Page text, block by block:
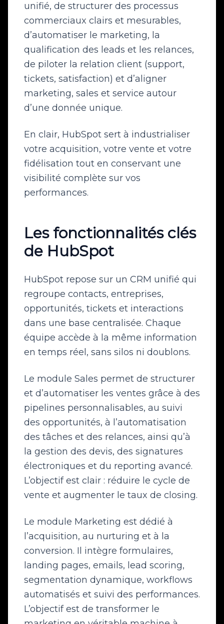
unifié, de structurer des processus
commerciaux clairs et mesurables,
d’automatiser le marketing, la
qualification des leads et les relances,
de piloter la relation client (support,
tickets, satisfaction) et d’aligner
marketing, sales et service autour
d’une donnée unique.
En clair, HubSpot sert à industrialiser
votre acquisition, votre vente et votre
fidélisation tout en conservant une
visibilité complète sur vos
performances.
Les fonctionnalités clés
de HubSpot
HubSpot repose sur un CRM unifié qui
regroupe contacts, entreprises,
opportunités, tickets et interactions
dans une base centralisée. Chaque
équipe accède à la même information
en temps réel, sans silos ni doublons.
Le module Sales permet de structurer
et d’automatiser les ventes grâce à des
pipelines personnalisables, au suivi
des opportunités, à l’automatisation
des tâches et des relances, ainsi qu’à
la gestion des devis, des signatures
électroniques et du reporting avancé.
L’objectif est clair : réduire le cycle de
vente et augmenter le taux de closing.
Le module Marketing est dédié à
l’acquisition, au nurturing et à la
conversion. Il intègre formulaires,
landing pages, emails, lead scoring,
segmentation dynamique, workflows
automatisés et suivi des performances.
L’objectif est de transformer le